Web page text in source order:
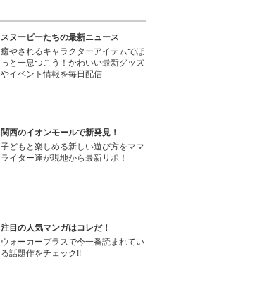
スヌーピーたちの最新ニュース
癒やされるキャラクターアイテムでほ
っと一息つこう！かわいい最新グッズ
やイベント情報を毎日配信
関西のイオンモールで新発見！
子どもと楽しめる新しい遊び方をママ
ライター達が現地から最新リポ！
注目の人気マンガはコレだ！
ウォーカープラスで今一番読まれてい
る話題作をチェック!!